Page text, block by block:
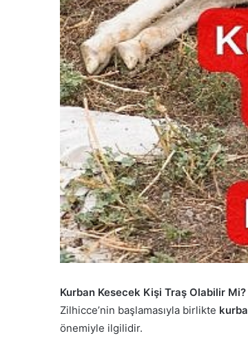
Kurban Kesecek Kişi Traş Olabilir
Zilhicce’nin başlamasıyla birlikte
önemiyle ilgilidir.